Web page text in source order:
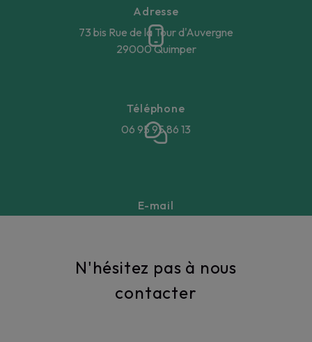
Adresse
73 bis Rue de la Tour d'Auvergne
29000 Quimper
Téléphone
06 95 95 86 13
E-mail
N'hésitez pas à nous
contacter